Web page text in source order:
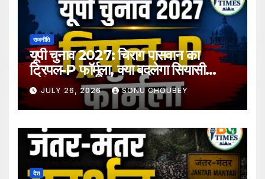
राजनीति
यूपी चुनाव 2027: चिराग पासवान का
ट्रिपल-P फॉर्मूला, क्या बदलेगा सियासी
समीकरण?
JULY 26, 2026 SONU CHOUBEY
देश